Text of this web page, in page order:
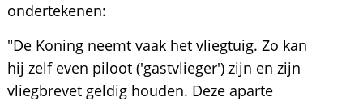
ondertekenen:
"De Koning neemt vaak het vliegtuig. Zo kan
hij zelf even piloot ('gastvlieger') zijn en zijn
vliegbrevet geldig houden. Deze aparte